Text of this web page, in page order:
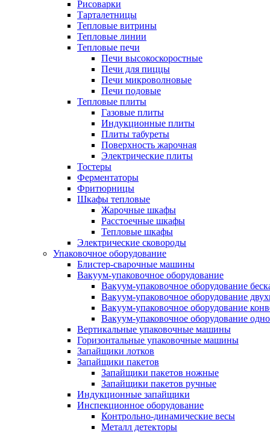
Рисоварки
Тарталетницы
Тепловые витрины
Тепловые линии
Тепловые печи
Печи высокоскоростные
Печи для пиццы
Печи микроволновые
Печи подовые
Тепловые плиты
Газовые плиты
Индукционные плиты
Плиты табуреты
Поверхность жарочная
Электрические плиты
Тостеры
Ферментаторы
Фритюрницы
Шкафы тепловые
Жарочные шкафы
Расстоечные шкафы
Тепловые шкафы
Электрические сковороды
Упаковочное оборудование
Блистер-сварочные машины
Вакуум-упаковочное оборудование
Вакуум-упаковочное оборудование
Вакуум-упаковочное оборудование
Вакуум-упаковочное оборудование
Вакуум-упаковочное оборудование
Вертикальные упаковочные машины
Горизонтальные упаковочные машины
Запайщики лотков
Запайщики пакетов
Запайщики пакетов ножные
Запайщики пакетов ручные
Индукционные запайщики
Инспекционное оборудование
Контрольно-динамические весы
Металл детекторы